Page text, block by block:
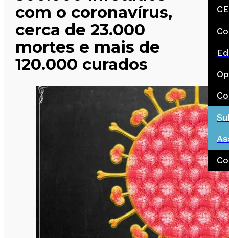
com o coronavírus,
cerca de 23.000
mortes e mais de
120.000 curados